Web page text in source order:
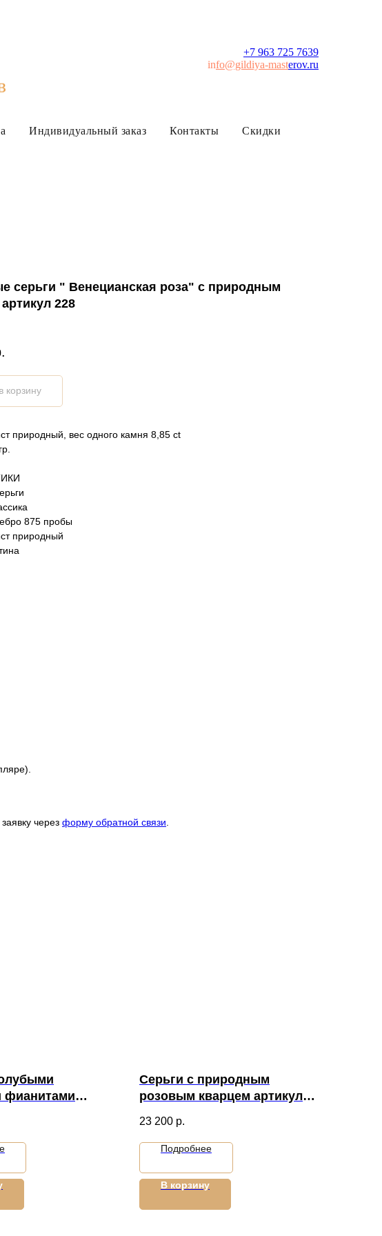
+7 963 725 7639
info@gildiya-masterov.ru
Индивидуальный заказ Контакты Скидки
серьги " Венецианская роза" с природным
228
корзину
природный, вес одного камня 8,85 ct
875 пробы
природный
через форму обратной связи.
фианитами
Серьги с природным
розовым кварцем артикул
23 200 р.
Подробнее
В корзину